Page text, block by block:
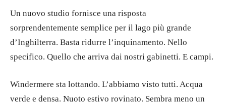
Un nuovo studio fornisce una risposta
sorprendentemente semplice per il lago più grande
d’Inghilterra. Basta ridurre l’inquinamento. Nello
specifico. Quello che arriva dai nostri gabinetti. E campi.
Windermere sta lottando. L’abbiamo visto tutti. Acqua
verde e densa. Nuoto estivo rovinato. Sembra meno un